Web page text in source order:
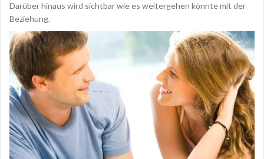
Darüber hinaus wird sichtbar wie es weitergehen könnte mit der
Beziehung.